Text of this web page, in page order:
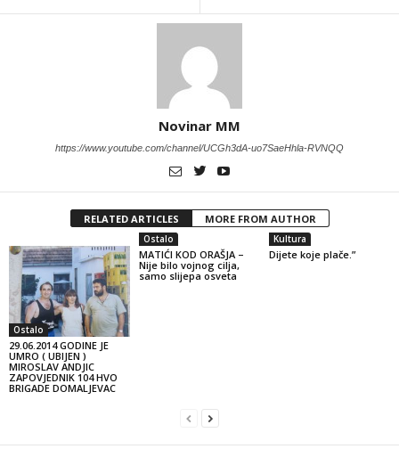
Novinar MM
https://www.youtube.com/channel/UCGh3dA-uo7SaeHhla-RVNQQ
RELATED ARTICLES MORE FROM AUTHOR
Ostalo
29.06.2014 GODINE JE
UMRO ( UBIJEN )
MIROSLAV ANDJIC
ZAPOVJEDNIK 104 HVO
BRIGADE DOMALJEVAC
Ostalo
MATIĆI KOD ORAŠJA –
Nije bilo vojnog cilja,
samo slijepa osveta
Kultura
Dijete koje plače.”